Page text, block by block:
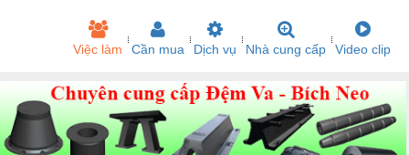
Việc làm Cần mua Dịch vụ Nhà cung cấp Video clip